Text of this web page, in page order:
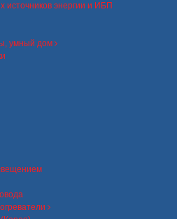
источников энергии и ИБП
умный дом